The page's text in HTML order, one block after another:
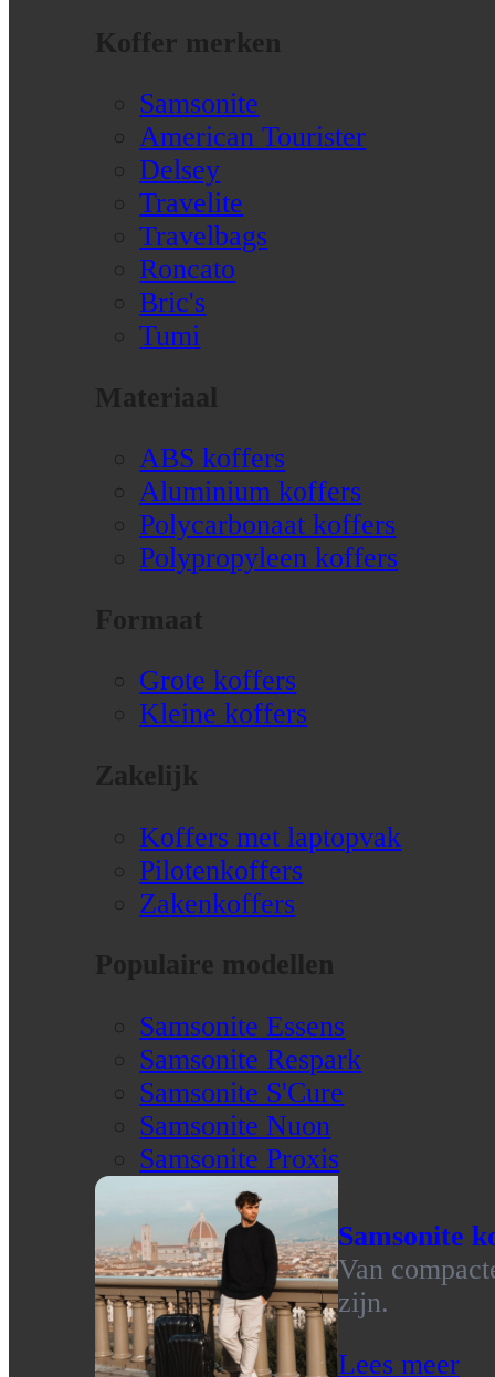
Koffer merken
Samsonite
American Tourister
Delsey
Travelite
Travelbags
Roncato
Bric's
Tumi
Materiaal
ABS koffers
Aluminium koffers
Polycarbonaat koffers
Polypropyleen koffers
Formaat
Grote koffers
Kleine koffers
Zakelijk
Koffers met laptopvak
Pilotenkoffers
Zakenkoffers
Populaire modellen
Samsonite Essens
Samsonite Respark
Samsonite S'Cure
Samsonite Nuon
Samsonite Proxis
Samsonite
Van
zijn.
Lees meer